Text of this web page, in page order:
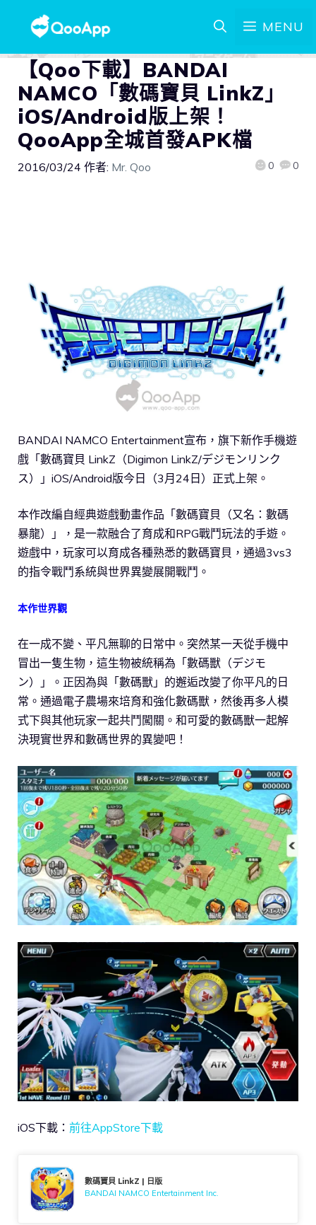
MENU
【Qoo下載】BANDAI
NAMCO「數碼寶貝 LinkZ」
iOS/Android版上架！
QooApp全城首發APK檔
2016/03/24 作者: Mr. Qoo 0 0
BANDAI NAMCO Entertainment宣布，旗下新作手機遊
戲「數碼寶貝 LinkZ（Digimon LinkZ/デジモンリンク
ス）」iOS/Android版今日（3月24日）正式上架。
本作改編自經典遊戲動畫作品「數碼寶貝（又名：數碼
暴龍）」，是一款融合了育成和RPG戰鬥玩法的手遊。
遊戲中，玩家可以育成各種熟悉的數碼寶貝，通過3vs3
的指令戰鬥系統與世界異變展開戰鬥。
本作世界觀
在一成不變、平凡無聊的日常中。突然某一天從手機中
冒出一隻生物，這生物被統稱為「數碼獸（デジモ
ン）」。正因為與「數碼獸」的邂逅改變了你平凡的日
常。通過電子農場來培育和強化數碼獸，然後再多人模
式下與其他玩家一起共鬥闖關。和可愛的數碼獸一起解
決現實世界和數碼世界的異變吧！
iOS下載： 前往AppStore下載
數碼寶貝 LinkZ | 日版
BANDAI NAMCO Entertainment Inc.